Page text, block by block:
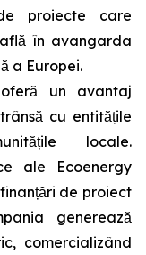
proiecte care
în avangarda
a Europei.
un avantaj
cu entitățile
locale.
ale Ecoenergy
de proiect
generează
comercializând